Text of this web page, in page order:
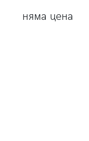
няма цена